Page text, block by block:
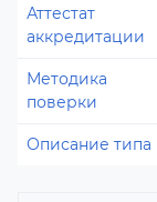
Аттестат
аккредитации
Методика
поверки
Описание типа